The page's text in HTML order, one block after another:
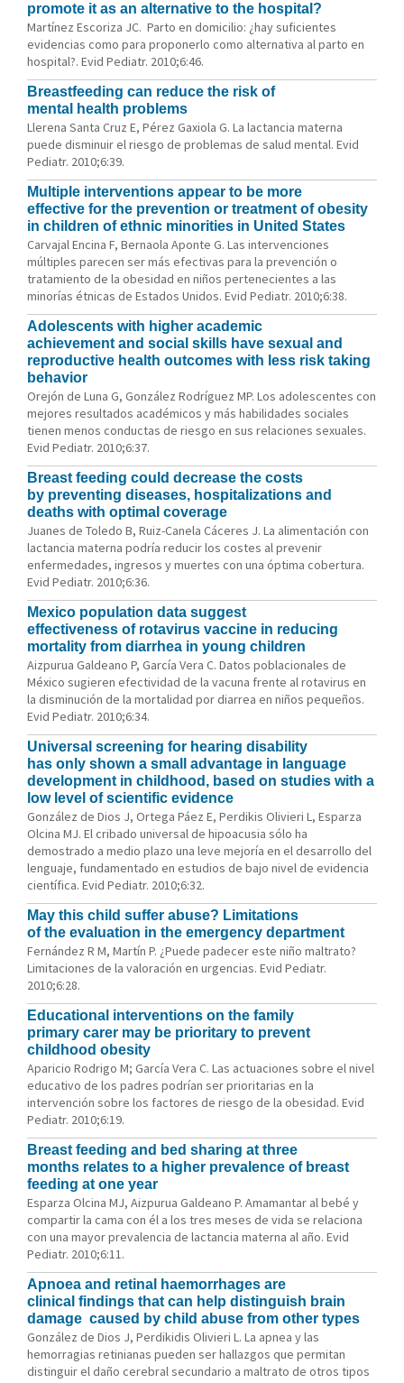
promote it as an alternative to the hospital?
Martínez Escoriza JC. Parto en domicilio: ¿hay suficientes
evidencias como para proponerlo como alternativa al parto en
hospital?. Evid Pediatr. 2010;6:46.
Breastfeeding can reduce the risk of
mental health problems
Llerena Santa Cruz E, Pérez Gaxiola G. La lactancia materna
puede disminuir el riesgo de problemas de salud mental. Evid
Pediatr. 2010;6:39.
Multiple interventions appear to be more
effective for the prevention or treatment of obesity
in children of ethnic minorities in United States
Carvajal Encina F, Bernaola Aponte G. Las intervenciones
múltiples parecen ser más efectivas para la prevención o
tratamiento de la obesidad en niños pertenecientes a las
minorías étnicas de Estados Unidos. Evid Pediatr. 2010;6:38.
Adolescents with higher academic
achievement and social skills have sexual and
reproductive health outcomes with less risk taking
behavior
Orejón de Luna G, González Rodríguez MP. Los adolescentes con
mejores resultados académicos y más habilidades sociales
tienen menos conductas de riesgo en sus relaciones sexuales.
Evid Pediatr. 2010;6:37.
Breast feeding could decrease the costs
by preventing diseases, hospitalizations and
deaths with optimal coverage
Juanes de Toledo B, Ruiz-Canela Cáceres J. La alimentación con
lactancia materna podría reducir los costes al prevenir
enfermedades, ingresos y muertes con una óptima cobertura.
Evid Pediatr. 2010;6:36.
Mexico population data suggest
effectiveness of rotavirus vaccine in reducing
mortality from diarrhea in young children
Aizpurua Galdeano P, García Vera C. Datos poblacionales de
México sugieren efectividad de la vacuna frente al rotavirus en
la disminución de la mortalidad por diarrea en niños pequeños.
Evid Pediatr. 2010;6:34.
Universal screening for hearing disability
has only shown a small advantage in language
development in childhood, based on studies with a
low level of scientific evidence
González de Dios J, Ortega Páez E, Perdikis Olivieri L, Esparza
Olcina MJ. El cribado universal de hipoacusia sólo ha
demostrado a medio plazo una leve mejoría en el desarrollo del
lenguaje, fundamentado en estudios de bajo nivel de evidencia
científica. Evid Pediatr. 2010;6:32.
May this child suffer abuse? Limitations
of the evaluation in the emergency department
Fernández R M, Martín P. ¿Puede padecer este niño maltrato?
Limitaciones de la valoración en urgencias. Evid Pediatr.
2010;6:28.
Educational interventions on the family
primary carer may be prioritary to prevent
childhood obesity
Aparicio Rodrigo M; García Vera C. Las actuaciones sobre el nivel
educativo de los padres podrían ser prioritarias en la
intervención sobre los factores de riesgo de la obesidad. Evid
Pediatr. 2010;6:19.
Breast feeding and bed sharing at three
months relates to a higher prevalence of breast
feeding at one year
Esparza Olcina MJ, Aizpurua Galdeano P. Amamantar al bebé y
compartir la cama con él a los tres meses de vida se relaciona
con una mayor prevalencia de lactancia materna al año. Evid
Pediatr. 2010;6:11.
Apnoea and retinal haemorrhages are
clinical findings that can help distinguish brain
damage caused by child abuse from other types
González de Dios J, Perdikidis Olivieri L. La apnea y las
hemorragias retinianas pueden ser hallazgos que permitan
distinguir el daño cerebral secundario a maltrato de otros tipos